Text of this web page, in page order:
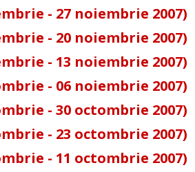
- 27 noiembrie 2007)
- 20 noiembrie 2007)
- 13 noiembrie 2007)
- 06 noiembrie 2007)
- 30 octombrie 2007)
- 23 octombrie 2007)
- 11 octombrie 2007)